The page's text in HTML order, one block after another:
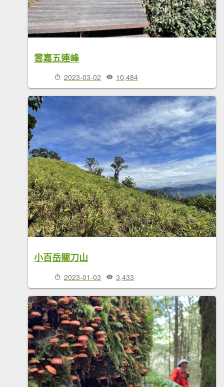
雲嘉五連峰
2023-03-02 10,484
小百岳關刀山
2023-01-03 3,433